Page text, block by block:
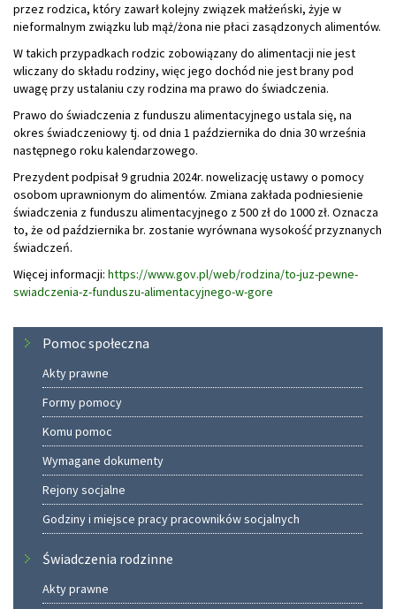
przez rodzica, który zawarł kolejny związek małżeński, żyje w
nieformalnym związku lub mąż/żona nie płaci zasądzonych alimentów.
W takich przypadkach rodzic zobowiązany do alimentacji nie jest
wliczany do składu rodziny, więc jego dochód nie jest brany pod
uwagę przy ustalaniu czy rodzina ma prawo do świadczenia.
Prawo do świadczenia z funduszu alimentacyjnego ustala się, na
okres świadczeniowy tj. od dnia 1 października do dnia 30 września
następnego roku kalendarzowego.
Prezydent podpisał 9 grudnia 2024r. nowelizację ustawy o pomocy
osobom uprawnionym do alimentów. Zmiana zakłada podniesienie
świadczenia z funduszu alimentacyjnego z 500 zł do 1000 zł. Oznacza
to, że od października br. zostanie wyrównana wysokość przyznanych
świadczeń.
Więcej informacji: https://www.gov.pl/web/rodzina/to-juz-pewne-
swiadczenia-z-funduszu-alimentacyjnego-w-gore
MenuPomoc społeczna
Akty prawne
Formy pomocy
Komu pomoc
Wymagane dokumenty
Rejony socjalne
Godziny i miejsce pracy pracowników socjalnych
Świadczenia rodzinne
Akty prawne